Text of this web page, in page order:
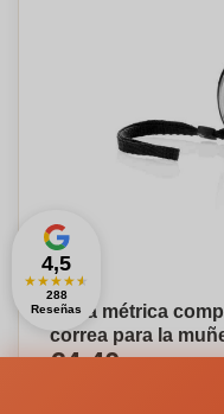
Cinta métrica
correa para la
€4,40
4,5
★★★★★
288
Reseñas